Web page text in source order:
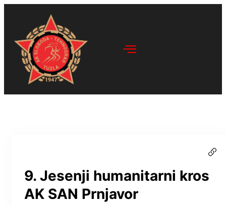
9. Jesenji humanitarni kros
AK SAN Prnjavor